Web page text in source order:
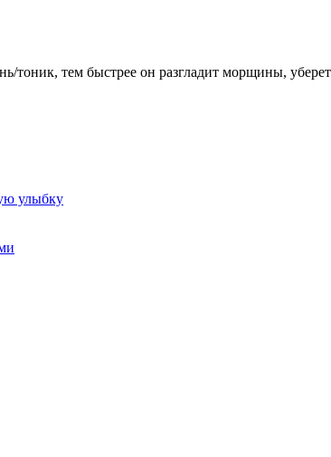
тоник, тем быстрее он разгладит морщины,
улыбку